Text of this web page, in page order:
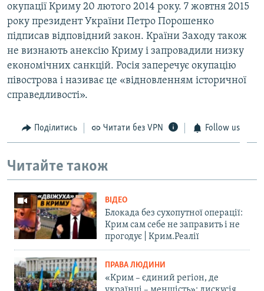
окупації Криму 20 лютого 2014 року. 7 жовтня 2015
року президент України Петро Порошенко
підписав відповідний закон. Країни Заходу також
не визнають анексію Криму і запровадили низку
економічних санкцій. Росія заперечує окупацію
півострова і називає це «відновленням історичної
справедливості».
Поділитись Читати без VPN Follow us
Читайте також
ВІДЕО
Блокада без сухопутної операції:
Крим сам себе не заправить і не
прогодує | Крим.Реалії
ПРАВА ЛЮДИНИ
«Крим – єдиний регіон, де